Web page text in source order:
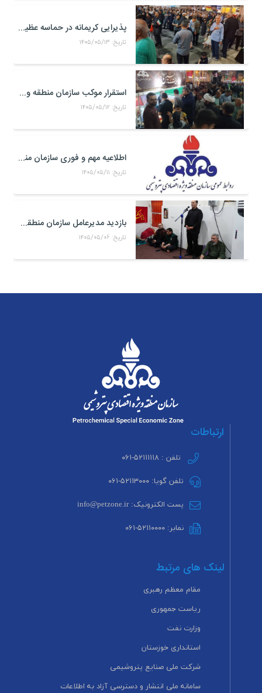
پذیرایی کریمانه در حماسه عظیم اربعین حسینی
تاریخ: ۱۴۰۵/۰۵/۱۳
استقرار موکب سازمان منطقه ویژه اقتصادی پتروشیمی در محل تجمعات مردمی در میدان امام بندر ماهشهر
تاریخ: ۱۴۰۵/۰۵/۱۲
اطلاعیه مهم و فوری سازمان منطقه ویژه اقتصادی پتروشیمی
تاریخ: ۱۴۰۵/۰۵/۱۱
بازدید مدیرعامل سازمان منطقه ویژه اقتصادی پتروشیمی از موکب حضرت علی اکبر(ع) کارکنان منطقه ویژه اقتصادی پتروشیمی در مرز شلمچه
تاریخ: ۱۴۰۵/۰۵/۰۶
ارتباطات
تلفن : ۵۲۱۱۱۱۱۸-۰۶۱
تلفن گویا: ۵۲۱۱۳۰۰۰-۰۶۱
پست الکترونیک: info@petzone.ir
نمابر: ۵۲۱۱۰۰۰۰-۰۶۱
لینک های مرتبط
مقام معظم رهبری
ریاست جمهوری
وزارت نفت
استانداری خوزستان
شرکت ملی صنایع پتروشیمی
سامانه ملی انتشار و دسترسی آزاد به اطلاعات